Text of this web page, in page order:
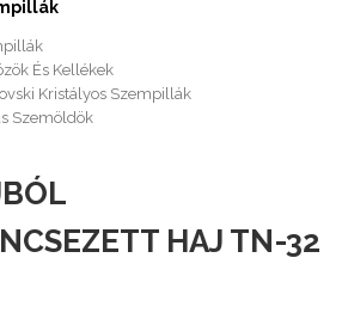
És Kellékek
Kristályos Szempillák
Szemöldök
HAJ TN-32